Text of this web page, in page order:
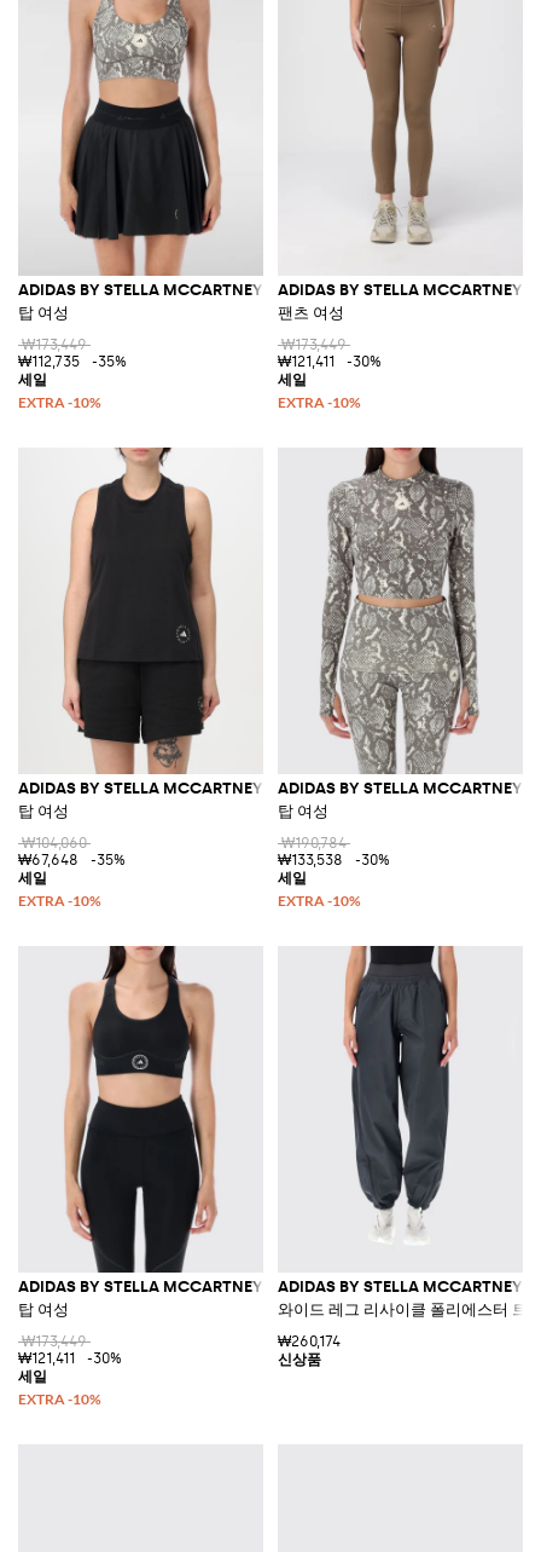
ADIDAS BY STELLA MCCARTNEY
탑 여성
₩173,449
₩112,735
-35%
ADIDAS BY STELLA MCCARTNEY
팬츠 여성
₩173,449
₩121,411
-30%
ADIDAS BY STELLA MCCARTNEY
탑 여성
₩104,060
₩67,648
-35%
ADIDAS BY STELLA MCCARTNEY
탑 여성
₩190,784
₩133,538
-30%
ADIDAS BY STELLA MCCARTNEY
탑 여성
₩173,449
₩121,411
-30%
ADIDAS BY STELLA MCCARTNEY
와이드 레그 리사이클 폴리에스터 트
₩260,174